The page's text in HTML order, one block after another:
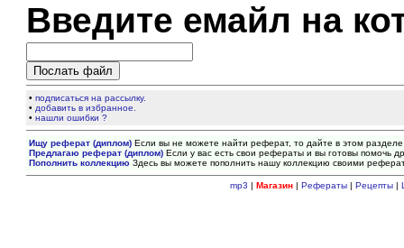
Введите емайл на
•подписаться на рассылку.
• добавить в избранное.
•нашли ошибки ?
Ищу реферат (диплом) Если вы не можете найти реферат, то дайте в этом
Предлагаю реферат (диплом) Если у вас есть свои рефераты и вы готовы помочь
Пополнить коллекцию Здесь вы можете пополнить нашу коллекцию своими
mp3 | Магазин| Рефераты| Рецепты|